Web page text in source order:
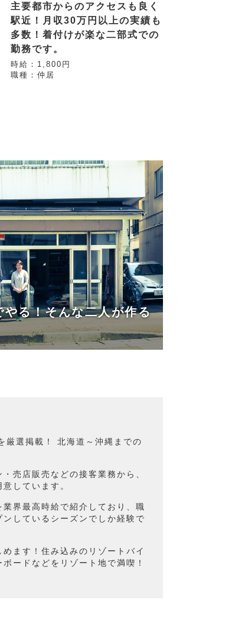
主要都市からのアクセスも良く
駅近！月収30万円以上の実績も
多数！着付けが楽な二部式での
勤務です。
時給：1,800円
職種：仲居
る！そんな二人が作る
厳選掲載！ 北海道～沖縄までの
売店販売などの接客業務から、
しています。
界最高時給で紹介しており、職
しているシーズンでしか経験で
ます！住み込みのリゾートバイ
ードなどをリゾート地で満喫！